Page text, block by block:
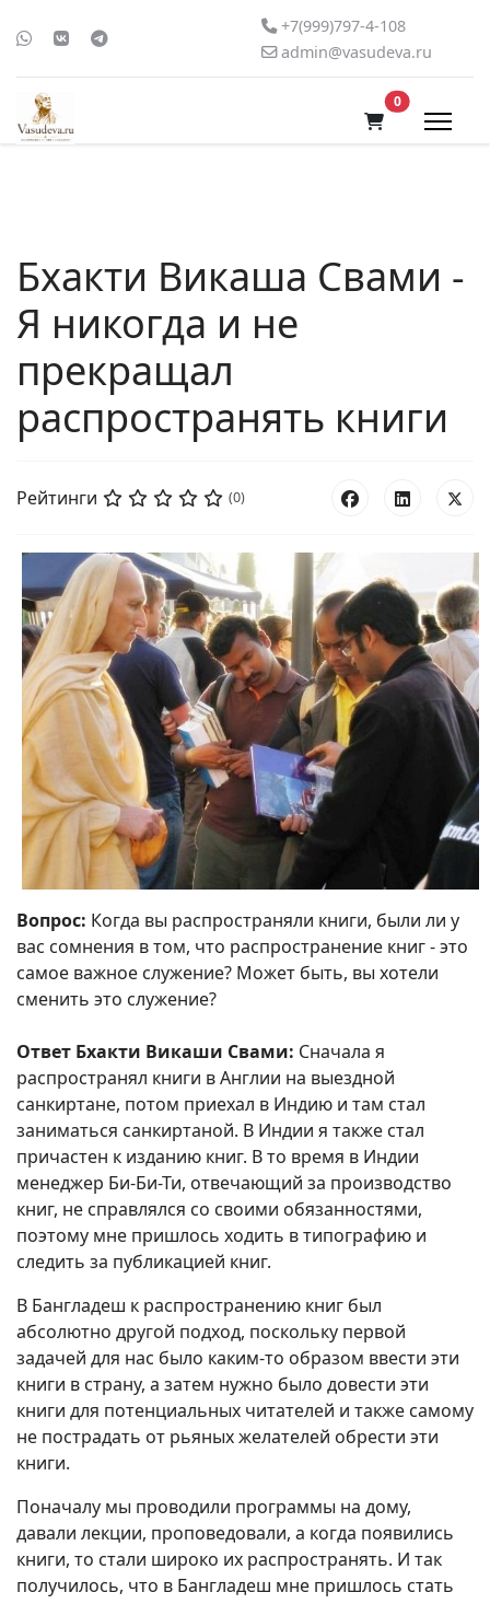
+7(999)797-4-108
admin@vasudeva.ru
0В корзину
Бхакти Викаша Свами -
Я никогда и не
прекращал
распространять книги
Рейтинги (0)
Вопрос: Когда вы распространяли книги, были ли у
вас сомнения в том, что распространение книг - это
самое важное служение? Может быть, вы хотели
сменить это служение?
Ответ Бхакти Викаши Свами: Сначала я
распространял книги в Англии на выездной
санкиртане, потом приехал в Индию и там стал
заниматься санкиртаной. В Индии я также стал
причастен к изданию книг. В то время в Индии
менеджер Би-Би-Ти, отвечающий за производство
книг, не справлялся со своими обязанностями,
поэтому мне пришлось ходить в типографию и
следить за публикацией книг.
В Бангладеш к распространению книг был
абсолютно другой подход, поскольку первой
задачей для нас было каким-то образом ввести эти
книги в страну, а затем нужно было довести эти
книги для потенциальных читателей и также самому
не пострадать от рьяных желателей обрести эти
книги.
Поначалу мы проводили программы на дому,
давали лекции, проповедовали, а когда появились
книги, то стали широко их распространять. И так
получилось, что в Бангладеш мне пришлось стать